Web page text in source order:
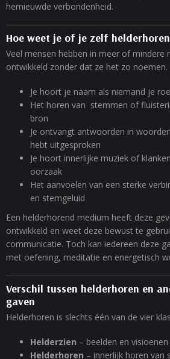
hernieuwde verbondenheid.
Hoe weet je of je zelf
Veel mensen hebben in meer of mindere
ontwikkeld zonder dat ze het zo
Je hoort je naam als niemand je
Het horen van stemmen of
bron
Je ontvangt antwoorden in
hebt uitgesproken
Je hoort innerlijke muziek of
oorzaak
Het aanvoelen van een sterke
en stemgeluid
Een helderhorend medium heeft deze
ontwikkeld en weet deze bewust te
communicatie. Toch kan iedereen deze
met oefening, meditatie en energetisch
Verschil tussen helderhoren en
gaven
Helderhoren is slechts één van de vier
Helderzien – beelden en visioenen
Helderhoren – innerlijk horen van